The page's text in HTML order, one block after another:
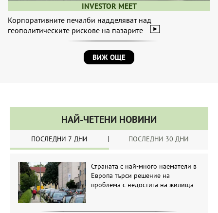
INVESTOR MEET
Корпоративните печалби надделяват над
геополитическите рискове на пазарите
ВИЖ ОЩЕ
НАЙ-ЧЕТЕНИ НОВИНИ
ПОСЛЕДНИ 7 ДНИ ПОСЛЕДНИ 30 ДНИ
Страната с най-много наематели в
Европа търси решение на
проблема с недостига на жилища